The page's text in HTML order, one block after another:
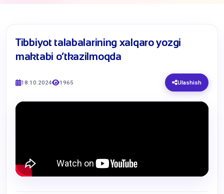
Tibbiyot talabalarining xalqaro yozgi
maktabi o‘tkazilmoqda
18.10.2024 1965 Ulashish